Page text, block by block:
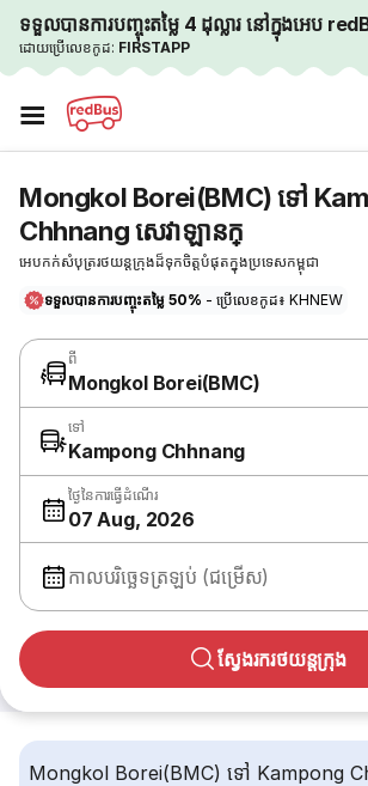
ទទួលបានការបញ្ចុះតម្លៃ 4 ដុល្លារ នៅក្នុងអេប
ដោយប្រើលេខកូដ: FIRSTAPP
☰
Mongkol Borei(BMC) ទៅ
Chhnang សេវាឡានក្
អេបកក់សំបុត្ររថយន្តក្រុងដ៏ទុកចិត្តបំផុតក្នុងប្រទេសកម្ពុជា
ទទួលបានការបញ្ចុះតម្លៃ 50% - ប្រើលេខកូដ៖ KHNEW
ពី
Mongkol Borei(BMC)
ទៅ
Kampong Chhnang
ថ្ងៃនៃការធ្វើដំណើរ
07 Aug, 2026
កាលបរិច្ឆេទត្រឡប់ (ជម្រើស)
ស្វែងរករថយន្តក្រុង
Mongkol Borei(BMC) ទៅ Kampong